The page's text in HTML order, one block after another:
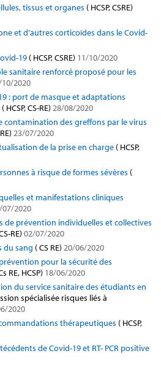
tissus et organes ( HCSP, CSRE)
et d’autres corticoïdes dans le Covid-
19 ( HCSP, CSRE) 11/10/2020
sanitaire renforcé proposé pour les
2020
: port de masque et adaptations
( HCSP, CS-RE) 28/08/2020
contamination des greffons par le virus
23/07/2020
de la prise en charge ( HCSP,
à risque de formes sévères (
et manifestations cliniques
07/2020
de prévention individuelles et collectives
RE) 02/07/2020
du sang ( CS RE) 20/06/2020
pour la sécurité des
RE, HCSP) 18/06/2020
du service sanitaire des étudiants en
spécialisée risques liés à
2020
thérapeutiques ( HCSP,
de Covid-19 et RT- PCR positive